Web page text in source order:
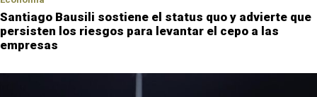
Santiago Bausili sostiene el status quo y advierte que
persisten los riesgos para levantar el cepo a las
empresas